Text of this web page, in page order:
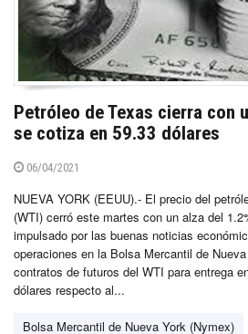
Petróleo de Texas cierra con
se cotiza en 59.33 dólares
06/04/2021
NUEVA YORK (EEUU).- El precio del
(WTI) cerró este martes con un alza del
impulsado por las buenas noticias
operaciones en la Bolsa Mercantil de
contratos de futuros del WTI para entrega
dólares respecto al...
Bolsa Mercantil de Nueva York (Nymex)